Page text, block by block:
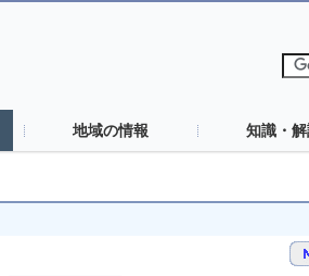
地域の情報 知識・